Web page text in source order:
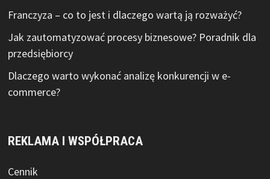
Franczyza – co to jest i dlaczego wartą ją rozważyć?
Jak zautomatyzować procesy biznesowe? Poradnik dla
przedsiębiorcy
Dlaczego warto wykonać analizę konkurencji w e-
commerce?
REKLAMA I WSPÓŁPRACA
Cennik